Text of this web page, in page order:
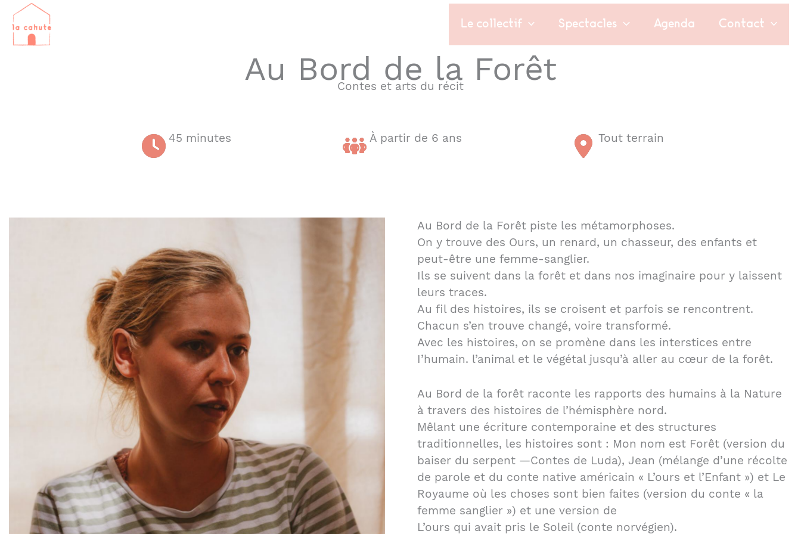
Aller
au
contenu
Le collectif Spectacles Agenda Contact
Au Bord de la Forêt
Contes et arts du récit
45 minutes À partir de 6 ans Tout terrain
Au Bord de la Forêt piste les métamorphoses.
On y trouve des Ours, un renard, un chasseur, des enfants et
peut-être une femme-sanglier.
Ils se suivent dans la forêt et dans nos imaginaire pour y laissent
leurs traces.
Au fil des histoires, ils se croisent et parfois se rencontrent.
Chacun s’en trouve changé, voire transformé.
Avec les histoires, on se promène dans les interstices entre
I’humain. l’animal et le végétal jusqu’à aller au cœur de la forêt.
Au Bord de la forêt raconte les rapports des humains à la Nature
à travers des histoires de l’hémisphère nord.
Mêlant une écriture contemporaine et des structures
traditionnelles, les histoires sont : Mon nom est Forêt (version du
baiser du serpent —Contes de Luda), Jean (mélange d’une récolte
de parole et du conte native américain « L’ours et l’Enfant ») et Le
Royaume où les choses sont bien faites (version du conte « la
femme sanglier ») et une version de
L’ours qui avait pris le Soleil (conte norvégien).